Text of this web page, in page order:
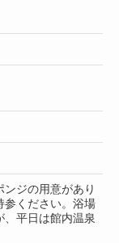
ジの用意があり
参ください。浴場
、平日は館内温泉